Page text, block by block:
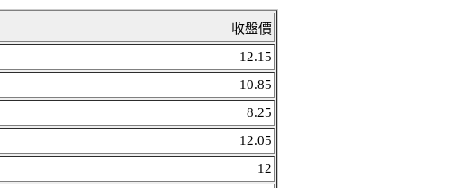
收盤價
12.15
10.85
8.25
12.05
12